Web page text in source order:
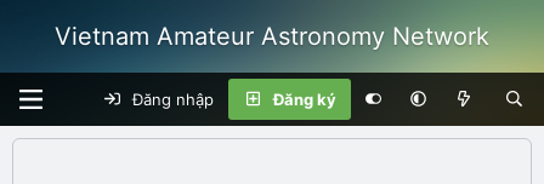
Vietnam Amateur Astronomy Network
Đăng nhập Đăng ký